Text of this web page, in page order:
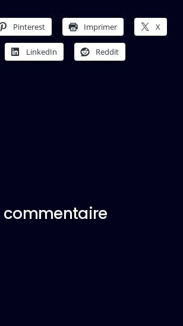
Pinterest Imprimer X
LinkedIn Reddit
commentaire